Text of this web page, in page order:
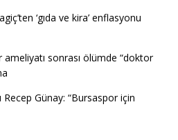
‘gıda ve kira’ enflasyonu
ameliyatı sonrası ölümde “doktor
Günay: “Bursaspor için